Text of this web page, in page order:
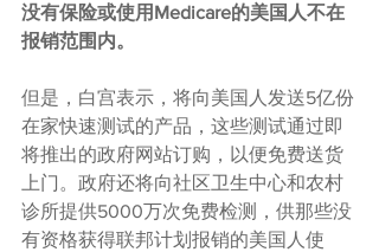
没有保险或使用Medicare的美国人不在
报销范围内。
但是，白宫表示，将向美国人发送5亿份
在家快速测试的产品，这些测试通过即
将推出的政府网站订购，以便免费送货
上门。政府还将向社区卫生中心和农村
诊所提供5000万次免费检测，供那些没
有资格获得联邦计划报销的美国人使